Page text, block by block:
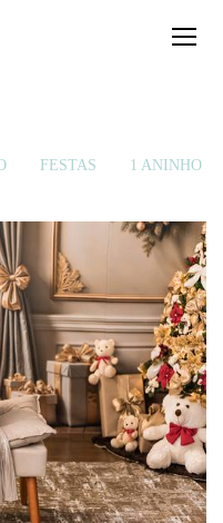
FESTAS 1 ANINHO